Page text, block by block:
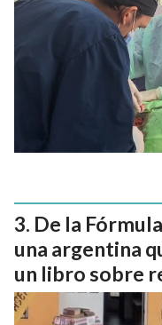
De la
una argentina
un libro sobre